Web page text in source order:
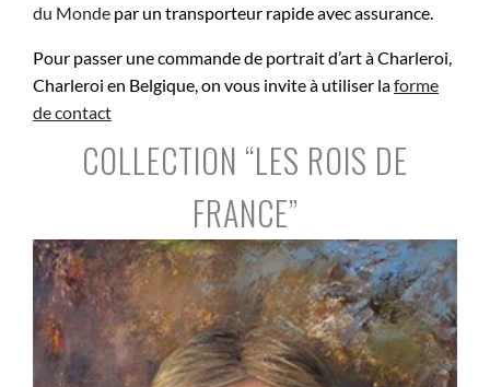
du Monde par un transporteur rapide avec assurance.
Pour passer une commande de portrait d’art à Charleroi,
Charleroi en Belgique, on vous invite à utiliser laforme
de contact
COLLECTION “LES ROIS DE
FRANCE”